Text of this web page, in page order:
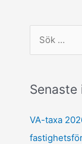
e
f
t
Senaste
VA-taxa